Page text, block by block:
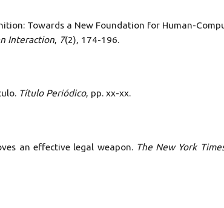
Towards a New Foundation for Human-
Interaction, 7(2), 174-196.
Título Periódico, pp. xx-xx.
an effective legal weapon. The New York